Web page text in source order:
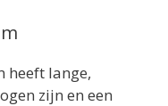
heeft lange,
zijn en een